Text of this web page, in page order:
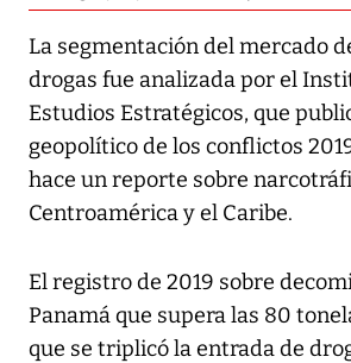
La segmentación del mercado
drogas fue analizada por el
Estudios Estratégicos, que
geopolítico de los conflictos
hace un reporte sobre
Centroamérica y el Caribe.
El registro de 2019 sobre
Panamá que supera las 80
que se triplicó la entrada de